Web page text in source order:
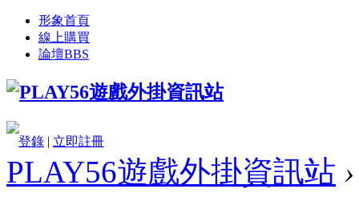
形象首頁
線上購買
論壇BBS
登錄 | 立即註冊
PLAY56遊戲外掛資訊站 ›